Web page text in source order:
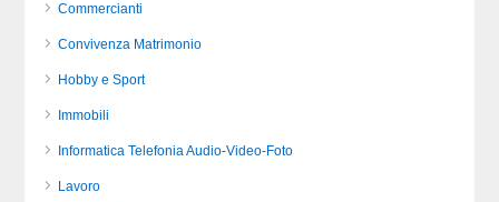
Commercianti
Convivenza Matrimonio
Hobby e Sport
Immobili
Informatica Telefonia Audio-Video-Foto
Lavoro